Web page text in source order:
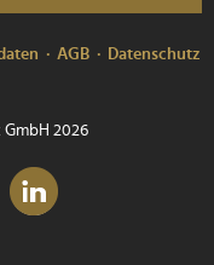
AGB
Datenschutz
2026